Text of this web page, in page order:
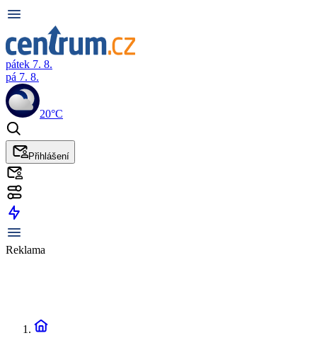
pátek 7. 8.
pá 7. 8.
20°C
Přihlášení
Reklama